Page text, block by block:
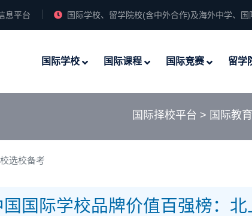
息平台 国际学校、留学院校(含中外合作)及海外中学、国
国际学校 国际课程 国际竞赛 留学
国际择校平台 > 国际教育
选校备考
国际学校品牌价值百强榜：